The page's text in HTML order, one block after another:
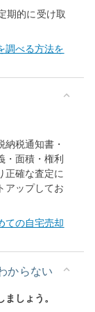
期的に受け取
調べる方法を
税通知書・
・面積・権利
正確な査定に
アップしてお
ての自宅売却
からない
しょう。